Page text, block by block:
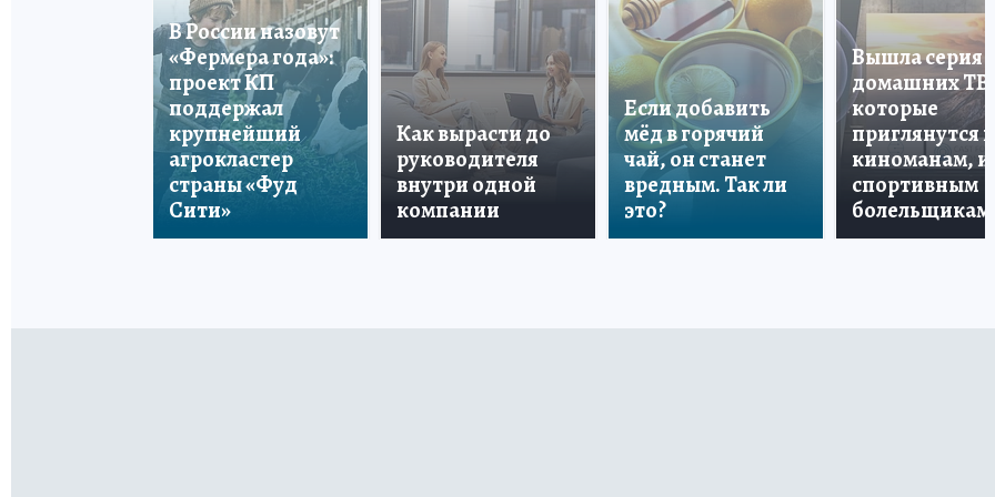
В России назовут
«Фермера года»:
проект КП
поддержал
крупнейший
агрокластер
страны «Фуд
Сити»
Как вырасти до
руководителя
внутри одной
компании
Если добавить
мёд в горячий
чай, он станет
вредным. Так ли
это?
Вышла серия
домашних ТВ,
которые
приглянутся и
киноманам, и
спортивным
болельщикам